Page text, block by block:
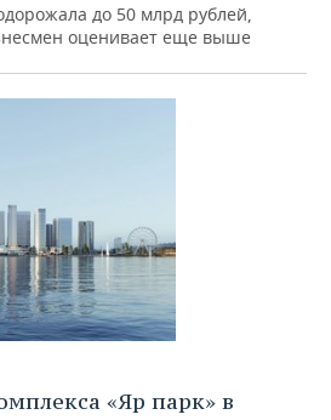
до 50 млрд рублей,
оценивает еще выше
«Яр парк» в